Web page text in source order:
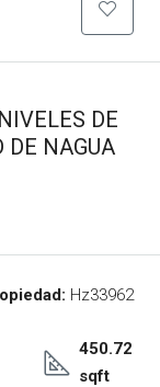
DE
DE NAGUA
Hz33962
450.72
sqft